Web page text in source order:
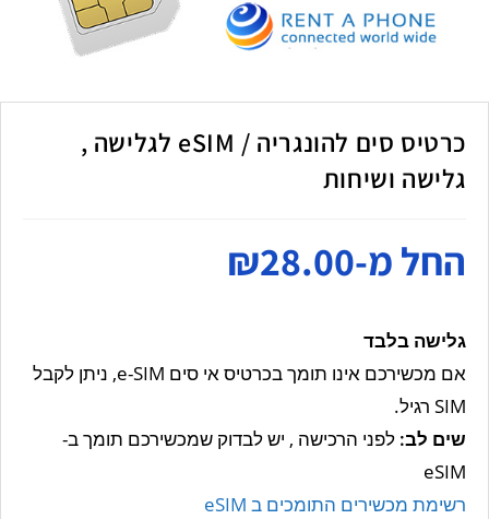
כרטיס סים להונגריה / eSIM לגלישה ,
גלישה ושיחות
החל מ- ₪28.00
גלישה בלבד
אם מכשירכם אינו תומך בכרטיס אי סים e-SIM, ניתן לקבל
SIM רגיל.
שים לב: לפני הרכישה , יש לבדוק שמכשירכם תומך ב-
eSIM
רשימת מכשירים התומכים ב eSIM